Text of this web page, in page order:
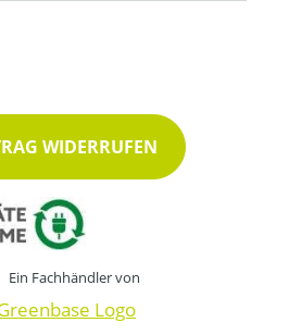
WIDERRUFEN
Ein Fachhändler von